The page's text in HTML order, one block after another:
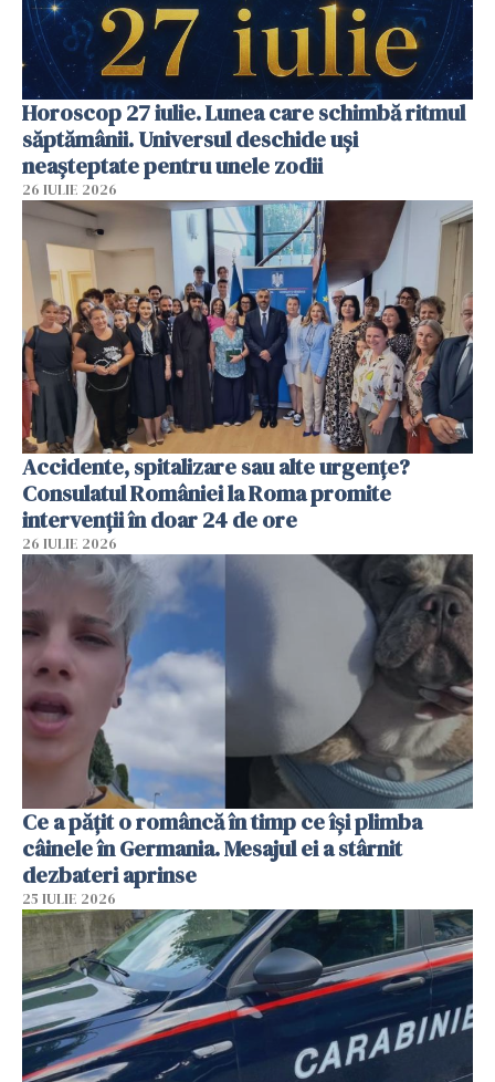
Horoscop 27 iulie. Lunea care schimbă ritmul
săptămânii. Universul deschide uși
neașteptate pentru unele zodii
26 IULIE 2026
Accidente, spitalizare sau alte urgențe?
Consulatul României la Roma promite
intervenții în doar 24 de ore
26 IULIE 2026
Ce a pățit o româncă în timp ce își plimba
câinele în Germania. Mesajul ei a stârnit
dezbateri aprinse
25 IULIE 2026